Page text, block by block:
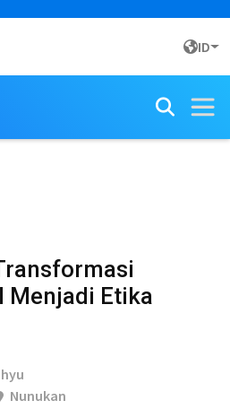
ID
Menjadi Etika
Nunukan